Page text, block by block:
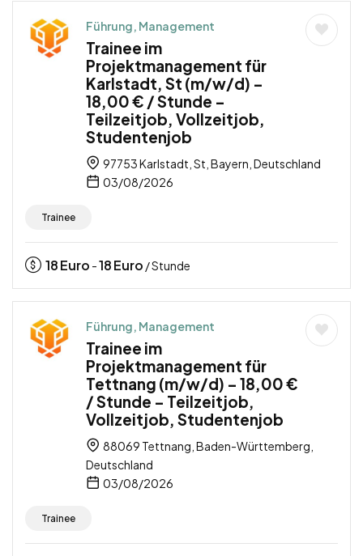
Führung, Management
Trainee im
Projektmanagement für
Karlstadt, St (m/w/d) –
18,00 € / Stunde –
Teilzeitjob, Vollzeitjob,
Studentenjob
97753 Karlstadt, St, Bayern, Deutschland
03/08/2026
Trainee
18Euro -18Euro / Stunde
Führung, Management
Trainee im
Projektmanagement für
Tettnang (m/w/d) – 18,00 €
/ Stunde – Teilzeitjob,
Vollzeitjob, Studentenjob
88069 Tettnang, Baden-Württemberg,
Deutschland
03/08/2026
Trainee